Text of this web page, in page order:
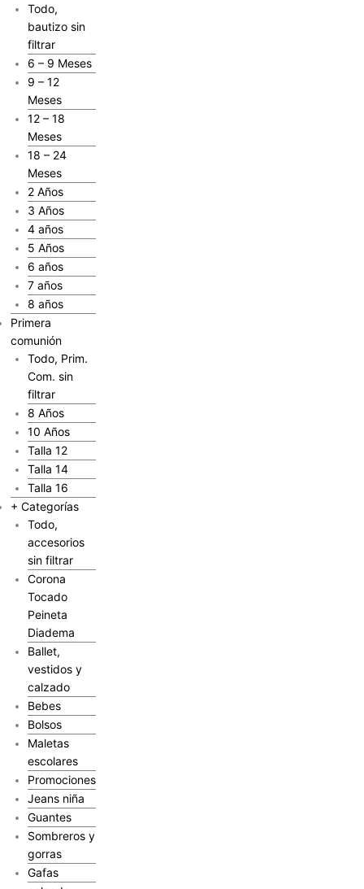
Todo,
bautizo sin
filtrar
6 – 9 Meses
9 – 12
Meses
12 – 18
Meses
18 – 24
Meses
2 Años
3 Años
4 años
5 Años
6 años
7 años
8 años
Primera
comunión
Todo, Prim.
Com. sin
filtrar
8 Años
10 Años
Talla 12
Talla 14
Talla 16
+ Categorías
Todo,
accesorios
sin filtrar
Corona
Tocado
Peineta
Diadema
Ballet,
vestidos y
calzado
Bebes
Bolsos
Maletas
escolares
Promociones
Jeans niña
Guantes
Sombreros y
gorras
Gafas